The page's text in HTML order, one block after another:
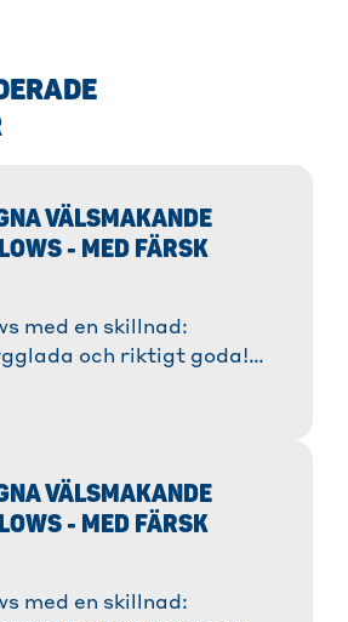
VÄLSMAKANDE
- MED FÄRSK
med en skillnad:
och riktigt goda!
VÄLSMAKANDE
- MED FÄRSK
med en skillnad: